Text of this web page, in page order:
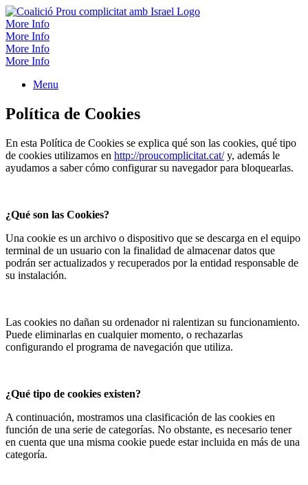
Skip
to
content
More Info
More Info
More Info
More Info
Menu
Política de Cookies
En esta Política de Cookies se explica qué son las cookies, qué tipo
de cookies utilizamos en http://proucomplicitat.cat/y, además le
ayudamos a saber cómo configurar su navegador para bloquearlas.
¿Qué son las Cookies?
Una cookie es un archivo o dispositivo que se descarga en el equipo
terminal de un usuario con la finalidad de almacenar datos que
podrán ser actualizados y recuperados por la entidad responsable de
su instalación.
Las cookies no dañan su ordenador ni ralentizan su funcionamiento.
Puede eliminarlas en cualquier momento, o rechazarlas
configurando el programa de navegación que utiliza.
¿Qué tipo de cookies existen?
A continuación, mostramos una clasificación de las cookies en
función de una serie de categorías. No obstante, es necesario tener
en cuenta que una misma cookie puede estar incluida en más de una
categoría.